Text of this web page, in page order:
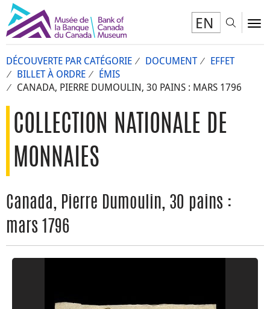
EN
DÉCOUVERTE PAR CATÉGORIE DOCUMENT
EFFET
BILLET À ORDRE
ÉMIS
CANADA, PIERRE DUMOULIN, 30 PAINS : MARS 1796
COLLECTION NATIONALE DE
MONNAIES
Canada, Pierre Dumoulin, 30 pains :
mars 1796